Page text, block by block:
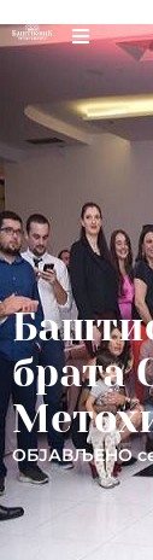
брата
ОБЈАВЉЕНО